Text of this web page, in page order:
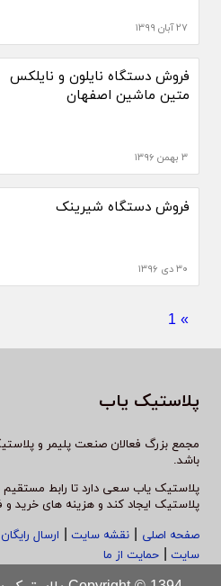
۲۷ آبان ۱۳۹۹
فروش دستگاه نایلون و نایلکس
متین ماشین اصفهان
۳ بهمن ۱۳۹۶
فروش دستگاه شیرینک
۳۰ دی ۱۳۹۶
»
1
پلاستیک یاب
مجمع بزرگ فعالان صنعت پلیمر و
باشد.
پلاستیک یاب سعی دارد تا رابط مستقیم
پلاستیک ایجاد کند و هزینه های خرید
صفحه اصلی
نقشه سایت ارسال
سایت
حمایت از ما